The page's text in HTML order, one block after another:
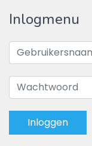
Inlogmenu
Inloggen